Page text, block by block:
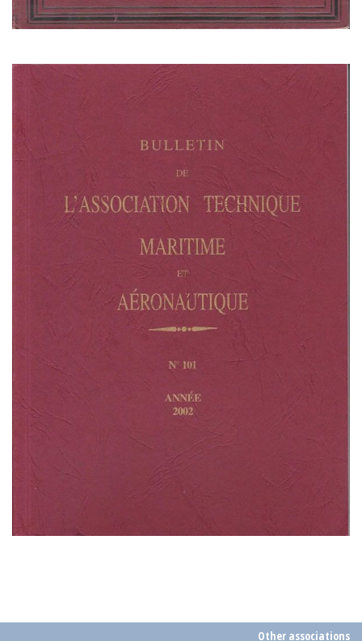
Other associations